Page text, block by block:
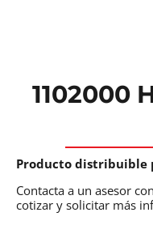
1102000
Producto distribuible
Contacta a un asesor
cotizar y solicitar más